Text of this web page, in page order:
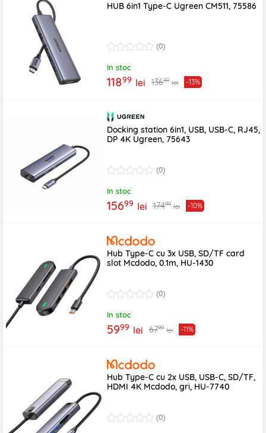
HUB 6in1 Type-C Ugreen CM511, 75586
(0)
In stoc
11899 lei 13699 lei -13%
Docking station 6in1, USB, USB-C, RJ45,
DP 4K Ugreen, 75643
(0)
In stoc
15699 lei 17499 lei -10%
Hub Type-C cu 3x USB, SD/TF card
slot Mcdodo, 0.1m, HU-1430
(0)
In stoc
5999 lei 6799 lei -11%
Hub Type-C cu 2x USB, USB-C, SD/TF,
HDMI 4K Mcdodo, gri, HU-7740
(0)